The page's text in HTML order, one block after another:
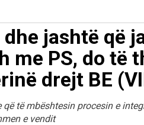
jashtë që
me PS, do të
drejt BE
të mbështesin procesin e
e vendit